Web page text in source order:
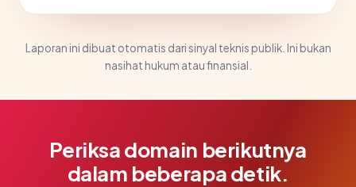
Laporan ini dibuat otomatis dari sinyal teknis publik. Ini bukan
nasihat hukum atau finansial.
Periksa domain berikutnya
dalam beberapa detik.